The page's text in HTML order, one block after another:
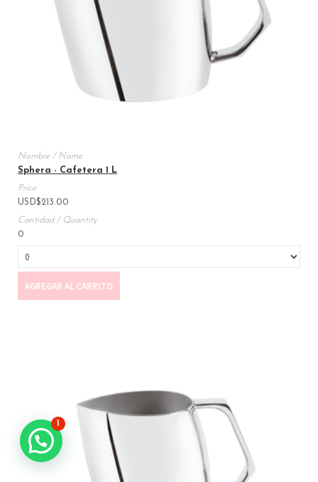
Sphera - Cafetera 1 L
USD$213.00
0
AGREGAR AL CARRITO
1